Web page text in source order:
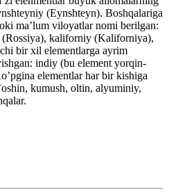
(Eynshteyn). Boshqalariga
ma’lum viloyatlar nomi berilgan:
kaliforniy (Kaliforniya),
bir xil elementlarga ayrim
indiy (bu element yorqin-
elementlar har bir kishiga
kumush, oltin, alyuminiy,